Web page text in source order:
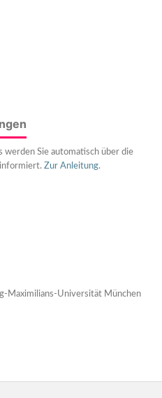
werden Sie automatisch über die
Zur Anleitung.
Maximilians-Universität München